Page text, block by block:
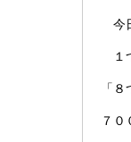
今
１
「
７